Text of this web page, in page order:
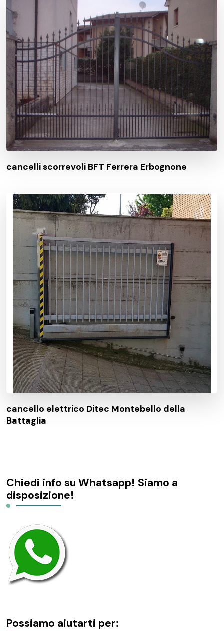
cancelli scorrevoli BFT Ferrera Erbognone
cancello elettrico Ditec Montebello della
Battaglia
Chiedi info su Whatsapp! Siamo a
disposizione!
Possiamo aiutarti per: